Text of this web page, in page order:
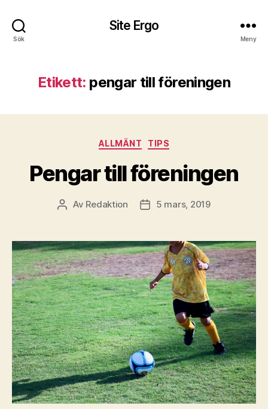
Sök
Site Ergo
Meny
Etikett: pengar till föreningen
Kategorier
ALLMÄNT TIPS
Pengar till föreningen
Inläggsförfattare
Av Redaktion Inläggsdatum
5 mars, 2019